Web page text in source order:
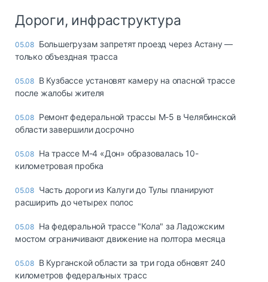
Дороги, инфраструктура
05.08 Большегрузам запретят проезд через Астану —
только объездная трасса
05.08 В Кузбассе установят камеру на опасной трассе
после жалобы жителя
05.08 Ремонт федеральной трассы М-5 в Челябинской
области завершили досрочно
05.08 На трассе М-4 «Дон» образовалась 10-
километровая пробка
05.08 Часть дороги из Калуги до Тулы планируют
расширить до четырех полос
05.08 На федеральной трассе "Кола" за Ладожским
мостом ограничивают движение на полтора месяца
05.08 В Курганской области за три года обновят 240
километров федеральных трасс